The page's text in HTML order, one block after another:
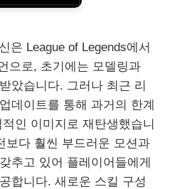
은 League of Legends에서
으로, 초기에는 모델링과
았습니다. 그러나 최근 리
데이트를 통해 과거의 한계
인 이미지로 재탄생했습니
보다 훨씬 부드러운 모션과
추고 있어 플레이어들에게
합니다. 새로운 스킬 구성